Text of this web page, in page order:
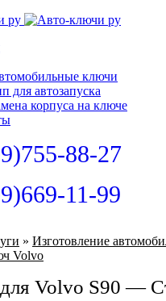
ключи
для автозапуска
корпуса на ключе
88-27
11-99
» Изготовление
Volvo
Volvo S90 —